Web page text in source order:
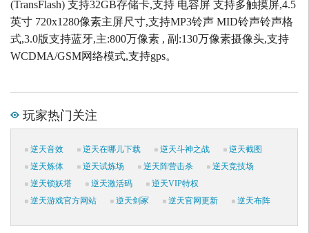
(TransFlash) 支持32GB存储卡,支持 电容屏 支持多触摸屏,4.5
英寸 720x1280像素主屏尺寸,支持MP3铃声 MID铃声铃声格
式,3.0版支持蓝牙,主:800万像素 , 副:130万像素摄像头,支持
WCDMA/GSM网络模式,支持gps。
玩家热门关注
逆天音效 逆天在哪儿下载 逆天斗神之战
逆天截图
逆天炼体
逆天试炼场 逆天阵营击杀
逆天竞技场
逆天锁妖塔
逆天激活码
逆天VIP特权
逆天游戏官方网站
逆天剑冢 逆天官网更新 逆天布阵